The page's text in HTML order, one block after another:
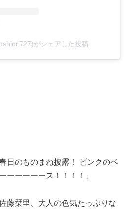
がシェアした投稿
日のものまね披露！ ピンクのベ
ーーーーース！！！！」
藤栞里、大人の色気たっぷりな